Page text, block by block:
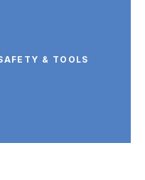
& TOOLS